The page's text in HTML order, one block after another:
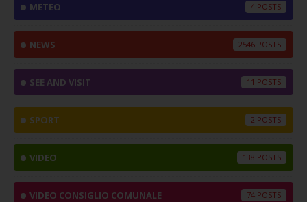
METEO 4
NEWS 2546
SEE AND VISIT 11
SPORT 2
VIDEO 138
VIDEO CONSIGLIO COMUNALE 74